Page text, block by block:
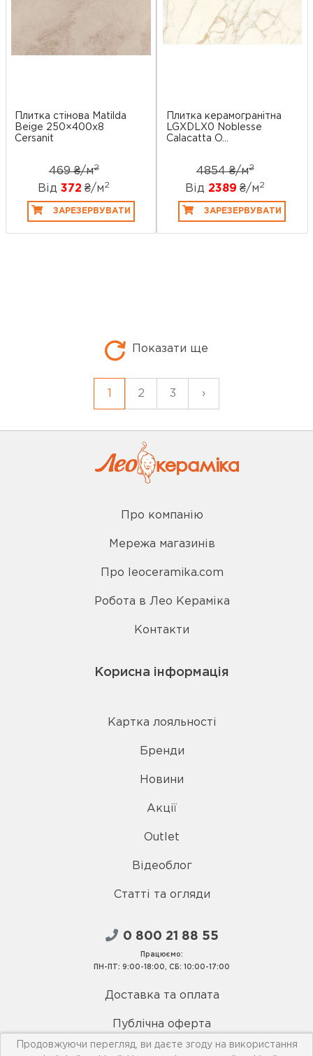
Плитка стінова Matilda
Beige 250×400x8
Cersanit
469 ₴/м2
Від 372₴/м2
ЗАРЕЗЕРВУВАТИ
Плитка керамогранітна
LGXDLX0 Noblesse
Calacatta O...
4854 ₴/м2
Від 2389₴/м2
ЗАРЕЗЕРВУВАТИ
Показати ще
2 3 ›
Про компанію
Мережа магазинів
Про leoceramika.com
Робота в Лео Кераміка
Контакти
Корисна інформація
Картка лояльності
Бренди
Новини
Акції
Outlet
Відеоблог
Статті та огляди
0 800 21 88 55
Працюємо:
ПН-ПТ: 9:00-18:00, СБ: 10:00-17:00
Доставка та оплата
Публічна оферта
Умови використання сайту
Продовжуючи перегляд, ви даєте згоду на використання